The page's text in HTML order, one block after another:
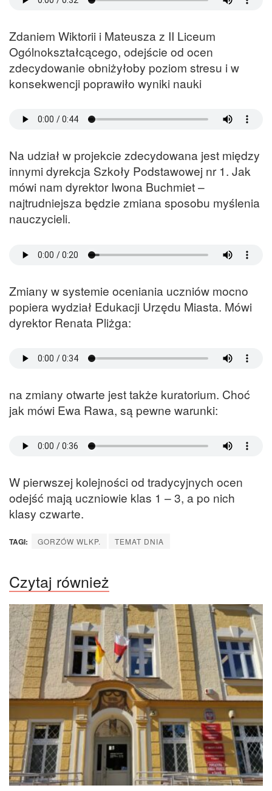
Zdaniem Wiktorii i Mateusza z II Liceum
Ogólnokształcącego, odejście od ocen
zdecydowanie obniżyłoby poziom stresu i w
konsekwencji poprawiło wyniki nauki
Na udział w projekcie zdecydowana jest między
innymi dyrekcja Szkoły Podstawowej nr 1. Jak
mówi nam dyrektor Iwona Buchmiet –
najtrudniejsza będzie zmiana sposobu myślenia
nauczycieli.
Zmiany w systemie oceniania uczniów mocno
popiera wydział Edukacji Urzędu Miasta. Mówi
dyrektor Renata Pliżga:
na zmiany otwarte jest także kuratorium. Choć
jak mówi Ewa Rawa, są pewne warunki:
W pierwszej kolejności od tradycyjnych ocen
odejść mają uczniowie klas 1 – 3, a po nich
klasy czwarte.
TAGI: GORZÓW WLKP. TEMAT DNIA
Czytaj również